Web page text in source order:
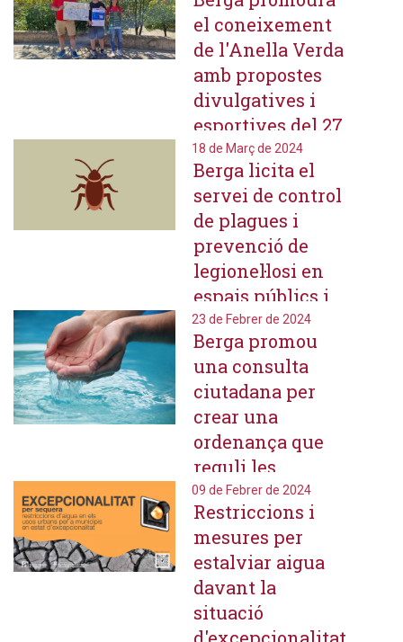
responsable
el coneixement
de l'Anella Verda
amb propostes
divulgatives i
esportives del 27
al 29 de setembre
18 de Març de 2024
Berga licita el
servei de control
de plagues i
prevenció de
legionel·losi en
espais públics i
equipaments
municipals
23 de Febrer de 2024
Berga promou
una consulta
ciutadana per
crear una
ordenança que
reguli les
mesures
aplicables a
l'abastament i
usos de l'aigua en
situació de
sequera
09 de Febrer de 2024
Restriccions i
mesures per
estalviar aigua
davant la
situació